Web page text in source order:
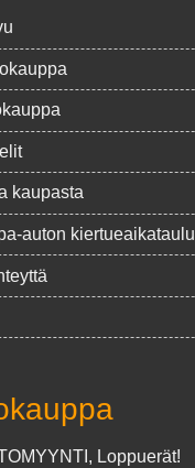
kaupasta
auton kiertueaikataulu
Loppuerät!